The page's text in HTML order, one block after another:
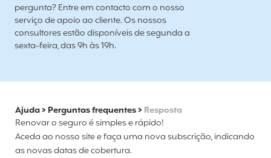
pergunta? Entre em contacto com o nosso
serviço de apoio ao cliente. Os nossos
consultores estão disponíveis de segunda a
sexta-feira, das 9h às 19h.
Ajuda> Perguntas frequentes> Resposta
Renovar o seguro é simples e rápido!
Aceda ao nosso site e faça uma nova subscrição, indicando
as novas datas de cobertura.